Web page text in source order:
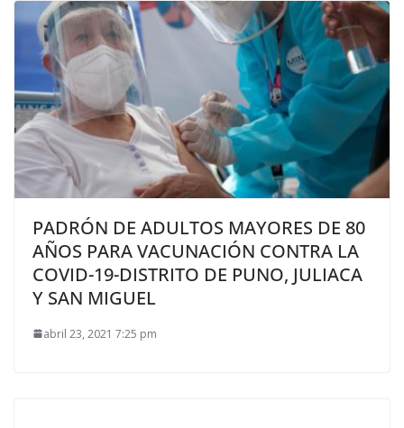
PADRÓN DE ADULTOS MAYORES DE 80
AÑOS PARA VACUNACIÓN CONTRA LA
COVID-19-DISTRITO DE PUNO, JULIACA
Y SAN MIGUEL
abril 23, 2021 7:25 pm